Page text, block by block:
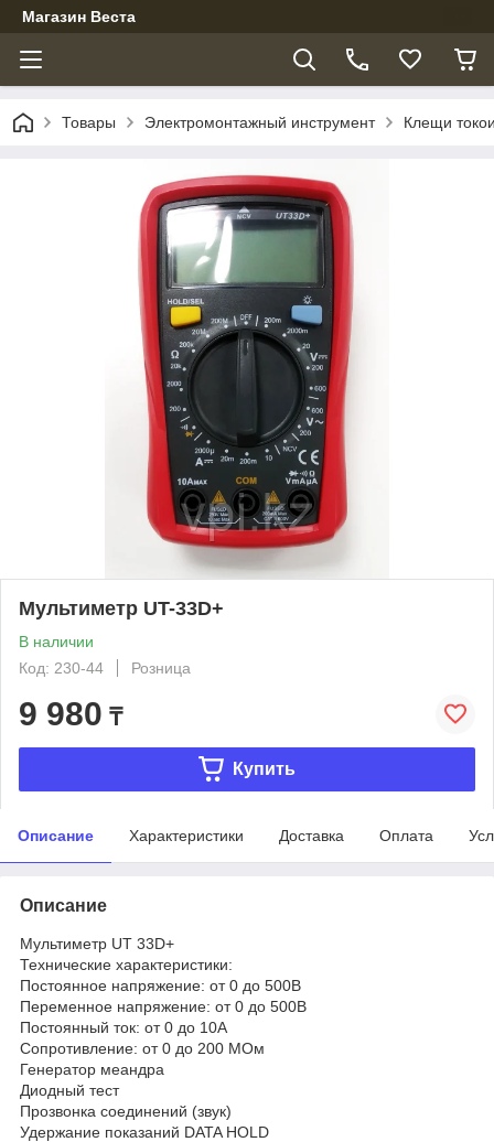
Магазин Веста
Товары Электромонтажный инструмент Клещи
Мультиметр UT-33D+
В наличии
Код: 230-44
Розница
9 980 ₸
Купить
Описание Характеристики Доставка Оплата
Описание
Мультиметр UT 33D+
Технические характеристики:
Постоянное напряжение: от 0 до 500В
Переменное напряжение: от 0 до 500В
Постоянный ток: от 0 до 10А
Сопротивление: от 0 до 200 МОм
Генератор меандра
Диодный тест
Прозвонка соединений (звук)
Удержание показаний DATA HOLD